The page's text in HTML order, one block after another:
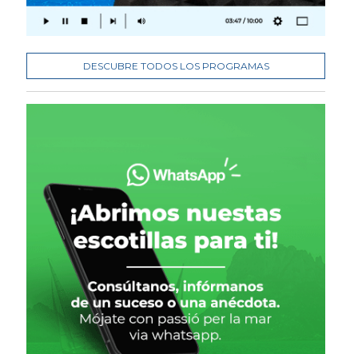
DESCUBRE TODOS LOS PROGRAMAS